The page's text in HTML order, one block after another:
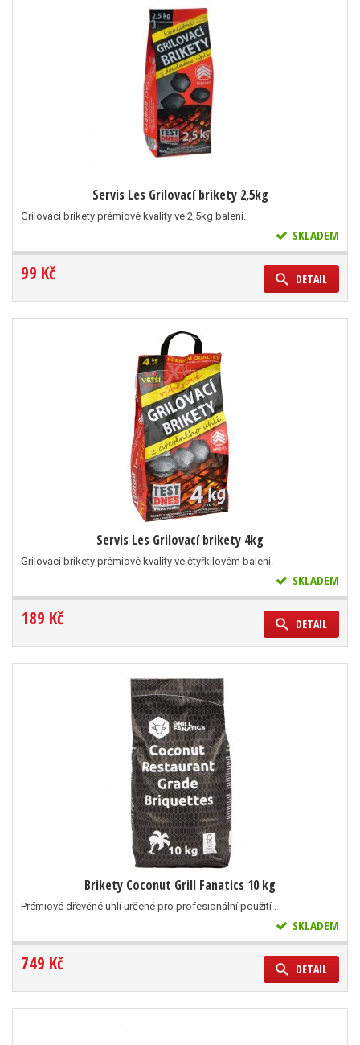
Servis Les Grilovací brikety 2,5kg
Grilovací brikety prémiové kvality ve 2,5kg balení.
SKLADEM
99 Kč DETAIL
Servis Les Grilovací brikety 4kg
Grilovací brikety prémiové kvality ve čtyřkilovém balení.
SKLADEM
189 Kč DETAIL
Brikety Coconut Grill Fanatics 10 kg
Prémiové dřevěné uhlí určené pro profesionální použití .
SKLADEM
749 Kč DETAIL